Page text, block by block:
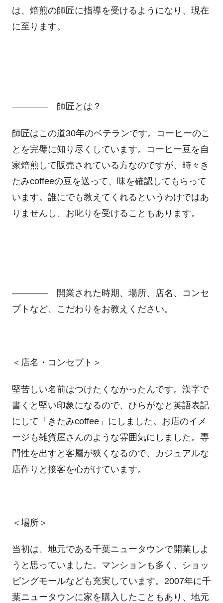
は、焙煎の師匠に指導を受けるようになり、現在
に至ります。
―――― 師匠とは？
師匠はこの道30年のベテランです。コーヒーのこ
とを完璧に知り尽くしています。コーヒー豆を自
家焙煎して販売されている方なのですが、時々き
たみcoffeeの豆を送って、味を確認してもらって
います。誰にでも教えてくれるというわけではあ
りませんし、お叱りを受けることもあります。
―――― 開業された時期、場所、店名、コンセ
プトなど、こだわりをお教えください。
＜店名・コンセプト＞
堅苦しい名前はつけたくなかったんです。漢字で
書くと堅い印象になるので、ひらがなと英語表記
にして「きたみcoffee」にしました。お店のイメ
ージも雑貨屋さんのような雰囲気にしました。専
門性を出すと客層が狭くなるので、カジュアルな
店作りと接客を心がけています。
＜場所＞
当初は、地元である千葉ニュータウンで開業しよ
うと思っていました。マンションも多く、ショッ
ピングモールなども充実しています。2007年に千
葉ニュータウンに家を購入したこともあり、地元